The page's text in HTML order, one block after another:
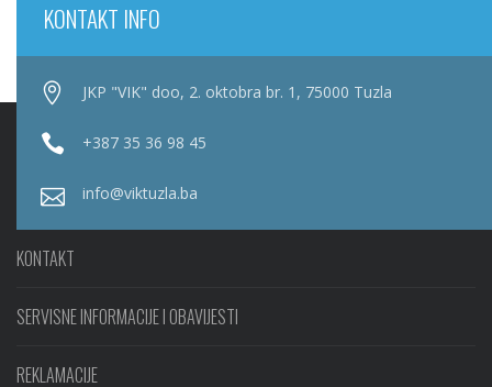
KONTAKT INFO
JKP "VIK" doo, 2. oktobra br. 1, 75000 Tuzla
+387 35 36 98 45
info@viktuzla.ba
KONTAKT
SERVISNE INFORMACIJE I OBAVIJESTI
REKLAMACIJE